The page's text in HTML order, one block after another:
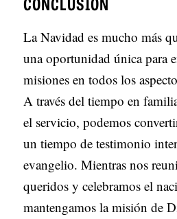
La Navidad es mucho más
una oportunidad única para
misiones en todos los
A través del tiempo en
el servicio, podemos
un tiempo de testimonio
evangelio. Mientras nos
queridos y celebramos el
mantengamos la misión de